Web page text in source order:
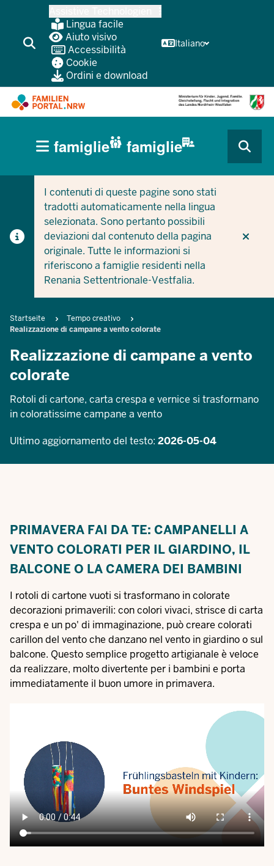
contenuto
principale
Lingua facile
Aiuto visivo
Accessibilità
Cookie
Ordini e download
Italiano
CURRENT SECTION PER LE AZIENDE/COMUNI
CURRENT SECTION PER LE FAMIGLIE
HAUPTNAVIGATION
(BÜRGERBEREICH
famiglie famiglie
I contenuti di queste pagine sono stati
tradotti automaticamente nella lingua
selezionata. Sono pertanto possibili
deviazioni dal contenuto della pagina
originale. Tutte le informazioni si
riferiscono a famiglie residenti nella
Renania Settentrionale-Vestfalia.
Breadcrumb
Startseite
Tempo creativo
Realizzazione di campane a vento colorate
Realizzazione di campane a vento
colorate
Rotoli di cartone, carta crespa e vernice si trasformano
in coloratissime campane a vento
Ultimo aggiornamento del testo: 2026-05-04
PRIMAVERA FAI DA TE: CAMPANELLI A
VENTO COLORATI PER IL GIARDINO, IL
BALCONE O LA CAMERA DEI BAMBINI
I rotoli di cartone vuoti si trasformano in colorate
decorazioni primaverili: con colori vivaci, strisce di carta
crespa e un po' di immaginazione, può creare colorati
carillon del vento che danzano nel vento in giardino o sul
balcone. Questo semplice progetto artigianale è veloce
da realizzare, molto divertente per i bambini e porta
immediatamente il buon umore in primavera.